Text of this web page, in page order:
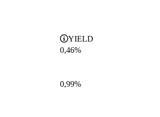
YIELD
0,46%
0,99%